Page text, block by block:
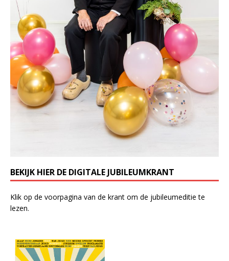
BEKIJK HIER DE DIGITALE JUBILEUMKRANT
Klik op de voorpagina van de krant om de jubileumeditie te
lezen.